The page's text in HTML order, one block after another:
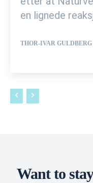
en lignede
THOR-IVAR
Want to